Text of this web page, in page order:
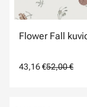
Flower Fall
43,16 €52,00 €